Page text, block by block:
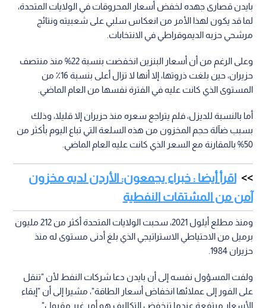
بايدن قصارى جهده لخفض أسعار المحروقات في الولايات المتحدة،
لما قد يكون لهذا الأمر من انعكاس سلبي على شعبيته ونتائج
مرشحي حزبه الديموقراطي في الانتخابات.
وعلى الرغم من أن أسعار البنزين انخفضت بنسبة 22% منذ منتصف
حزيران، حين بلغت ذروتها، إلا أنها لا تزال أعلى بنسبة 16٪ من
المستوى الذي كانت عليه في الفترة نفسها من العام الماضي.
أما بالنسبة للديزل، فلم يتراجع سعره منذ حزيران إلا قليلا، وذلك
بسبب ضآلة حجم المخزون من هذه السلعة التي تباع اليوم بأكثر من
50% بالمقارنة مع السعر الذي كانت عليه العام الماضي.
اقرأ أيضا : خبراء يجمعون: الأردن لديه مخزون
آمن من المشتقات النفطية
ومنذ مطلع أيلول 2021، سحبت الولايات المتحدة أكثر من 212 مليون
برميل من الاحتياطي الاستراتيجي الذي بلغ أدنى مستوى له منذ
حزيران 1984.
ولفت المسؤول نفسه إلى أن بايدن دعا شركات النفط لأن "تنقل
على الفور إلى عملائها انخفاض أسعار الطاقة"، مشيرا إلى أن "إبقاء
الأسعار مرتفعة عندما تنخفض التكاليف هو أمر غير مقبول".